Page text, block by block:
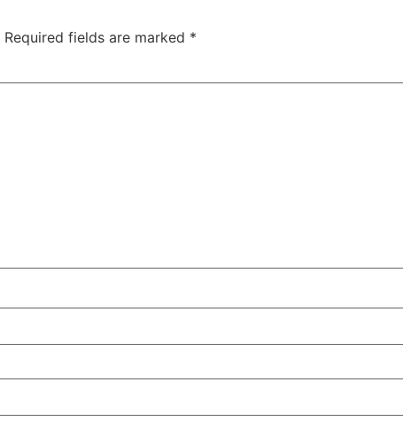
Required fields are marked *